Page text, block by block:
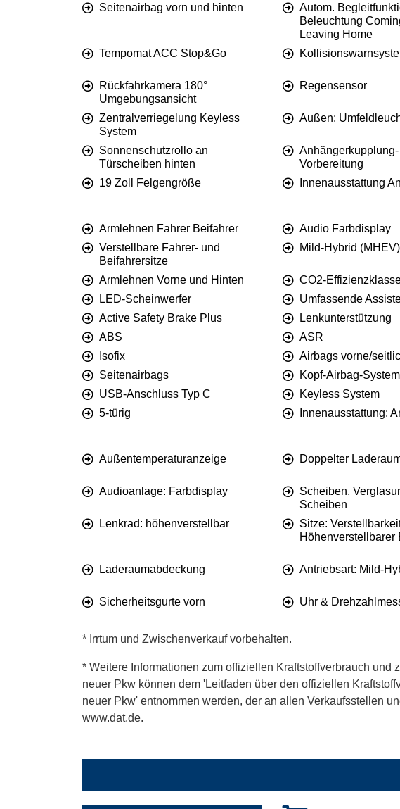
Seitenairbag vorn und hinten
Autom.
Beleuchtung
Leaving Home
Tempomat ACC Stop&Go
Rückfahrkamera 180°
Umgebungsansicht
Regensensor
Zentralverriegelung Keyless
System
Außen:
Sonnenschutzrollo an
Türscheiben hinten
Anhängerkupplung-
Vorbereitung
19 Zoll Felgengröße Innenausstattung
Armlehnen Fahrer Beifahrer Audio Farbdisplay
Verstellbare Fahrer- und
Beifahrersitze
Mild-Hybrid (MHEV)
Armlehnen Vorne und Hinten CO2-
LED-Scheinwerfer
Umfassende
Active Safety Brake Plus
Lenkunterstützung
ABS
ASR
Isofix
Airbags vorne/
Seitenairbags
Kopf-Airbag-System
USB-Anschluss Typ C
Keyless System
5-türig
Innenausstattung:
Außentemperaturanzeige Doppelter
Audioanlage: Farbdisplay
Scheiben,
Scheiben
Lenkrad: höhenverstellbar
Sitze:
Höhenverstellbarer
Laderaumabdeckung Antriebsart: Mild-
Sicherheitsgurte vorn
Uhr &
* Irrtum und Zwischenverkauf vorbehalten.
* Weitere Informationen zum offiziellen Kraftstoffverbrauch und
neuer Pkw können dem 'Leitfaden über den offiziellen
neuer Pkw' entnommen werden, der an allen Verkaufsstellen
www.dat.de.